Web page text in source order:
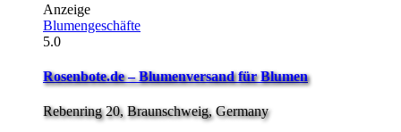
Anzeige
Blumengeschäfte
5.0
Rosenbote.de – Blumenversand für Blumen
Rebenring 20, Braunschweig, Germany